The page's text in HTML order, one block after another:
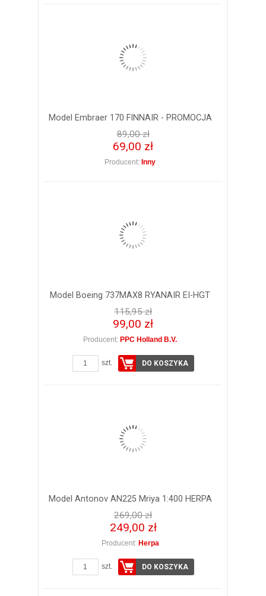
Model Embraer 170 FINNAIR - PROMOCJA
89,00 zł
69,00 zł
Producent: Inny
Model Boeing 737MAX8 RYANAIR EI-HGT
115,95 zł
99,00 zł
Producent: PPC Holland B.V.
szt. DO KOSZYKA
Model Antonov AN225 Mriya 1:400 HERPA
269,00 zł
249,00 zł
Producent: Herpa
szt. DO KOSZYKA